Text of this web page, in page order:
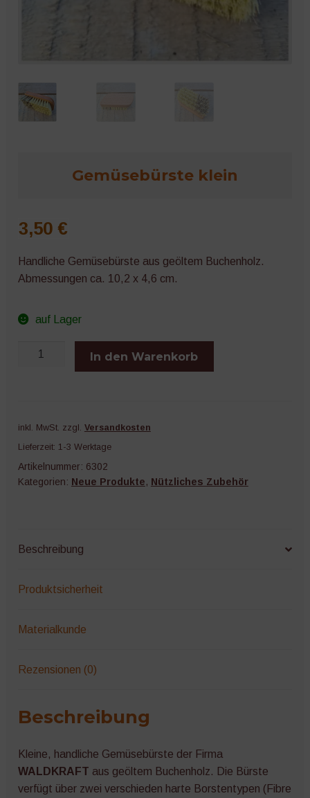
Gemüsebürste klein
3,50 €
Handliche Gemüsebürste aus geöltem Buchenholz.
Abmessungen ca. 10,2 x 4,6 cm.
auf Lager
Gemüsebürste
In den Warenkorb
inkl. MwSt. zzgl. Versandkosten
Lieferzeit: 1-3 Werktage
Artikelnummer: 6302
Kategorien: Neue Produkte, Nützliches Zubehör
Beschreibung
Produktsicherheit
Materialkunde
Rezensionen (0)
Beschreibung
Kleine, handliche Gemüsebürste der Firma
WALDKRAFT aus geöltem Buchenholz. Die Bürste
verfügt über zwei verschieden harte Borstentypen (Fibre